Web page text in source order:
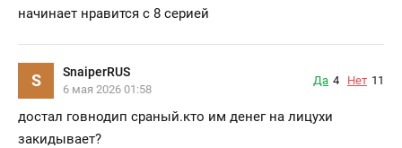
начинает нравится с 8 серией
S SnaiperRUS
6 мая 2026 01:58
Да 4 Нет 11
достал говнодип сраный.кто им денег на лицухи
закидывает?